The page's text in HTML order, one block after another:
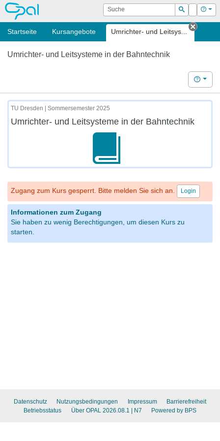
OPAL Suche
Suchen
Login Hilfe
Startseite Kursangebote Umrichter- und Leitsys...
Tab
Umrichter- und Leitsysteme in der Bahntechnik
Hilfe
TU Dresden | Sommersemester 2025
Umrichter- und Leitsysteme in der Bahntechnik
Zugang zum Kurs gesperrt. Bitte melden Sie sich an. Login
Informationen zum Zugang
Sie haben zu wenig Berechtigungen, um diesen Kurs zu
starten.
Datenschutz Nutzungsbedingungen Impressum
Barrierefreiheit
Betriebsstatus
Über OPAL 2026.08.1 | N7 Powered by BPS